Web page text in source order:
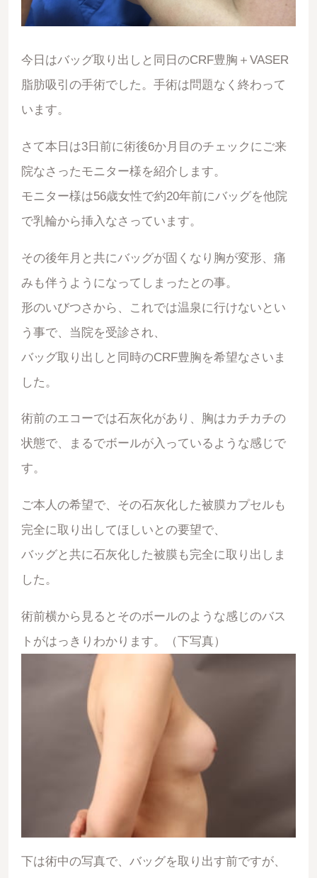
今日はバッグ取り出しと同日のCRF豊胸＋VASER
脂肪吸引の手術でした。手術は問題なく終わって
います。
さて本日は3日前に術後6か月目のチェックにご来
院なさったモニター様を紹介します。
モニター様は56歳女性で約20年前にバッグを他院
で乳輪から挿入なさっています。
その後年月と共にバッグが固くなり胸が変形、痛
みも伴うようになってしまったとの事。
形のいびつさから、これでは温泉に行けないとい
う事で、当院を受診され、
バッグ取り出しと同時のCRF豊胸を希望なさいま
した。
術前のエコーでは石灰化があり、胸はカチカチの
状態で、まるでボールが入っているような感じで
す。
ご本人の希望で、その石灰化した被膜カプセルも
完全に取り出してほしいとの要望で、
バッグと共に石灰化した被膜も完全に取り出しま
した。
術前横から見るとそのボールのような感じのバス
トがはっきりわかります。（下写真）
下は術中の写真で、バッグを取り出す前ですが、